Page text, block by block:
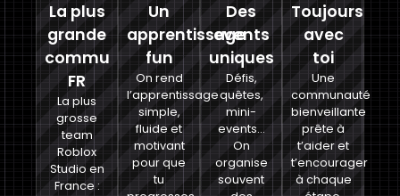
La plus
grande
commu
FR
La plus
grosse
team
Roblox
Studio en
France :
Un
apprentissage
fun
On rend
l’apprentissage
simple,
fluide et
motivant
pour que
tu
Des
events
uniques
Défis,
quêtes,
mini-
events…
On
organise
souvent
Toujours
avec
toi
Une
communauté
bienveillante
prête à
t’aider et
t’encourager
à chaque